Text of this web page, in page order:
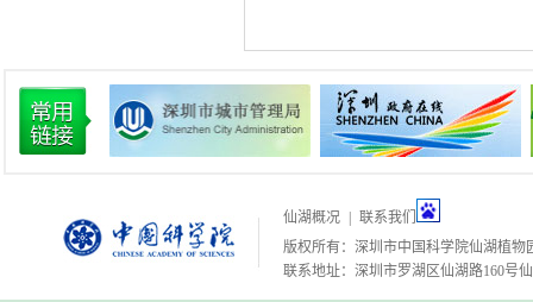
仙湖概况
联系我们
版权所有：深圳市中国科学院仙湖植物
联系地址：深圳市罗湖区仙湖路160号